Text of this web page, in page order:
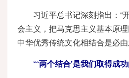
习近平总书记深刻指出：“
会主义，把马克思主义基本原
中华优秀传统文化相结合是必
“‘两个结合’是我们取得成